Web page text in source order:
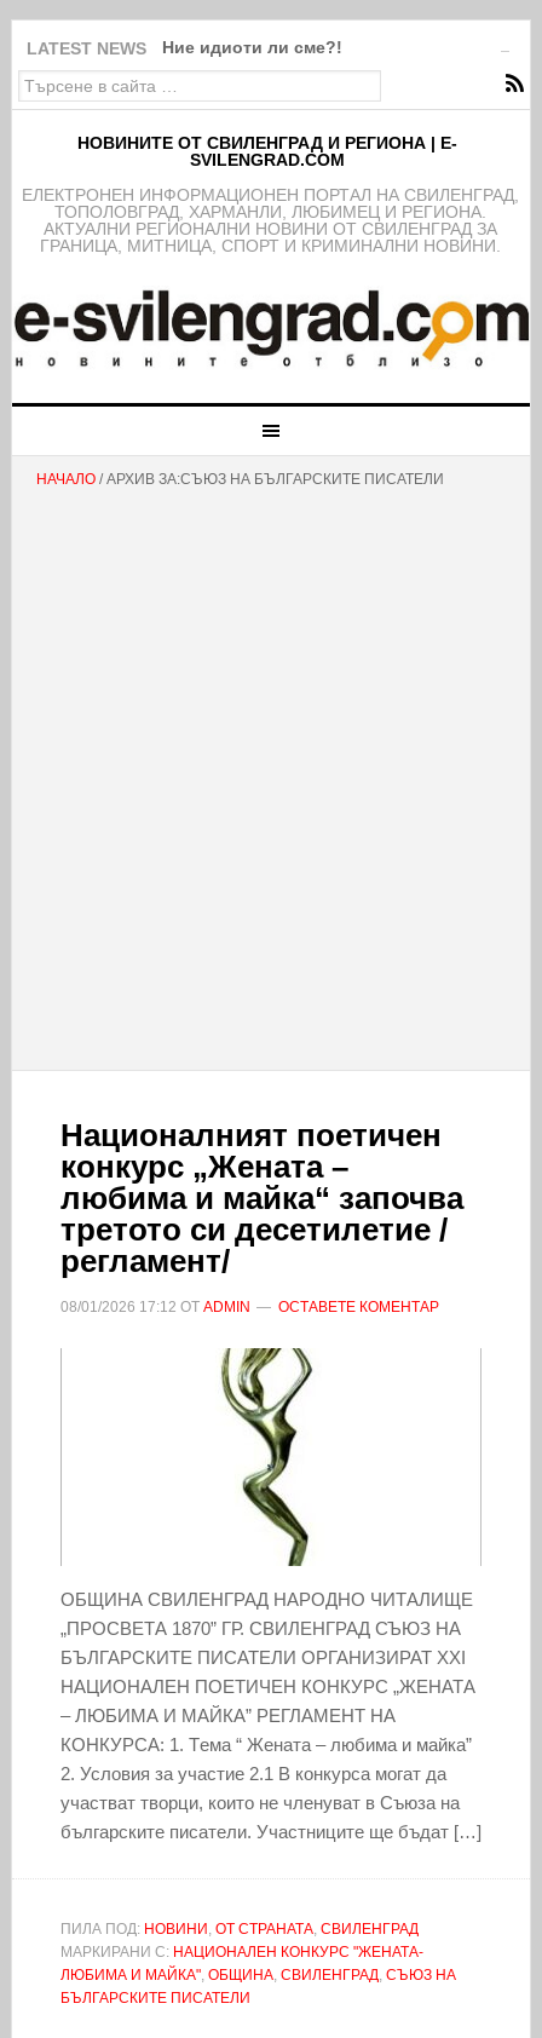
LATEST NEWS Ние идиоти ли сме?!
НОВИНИТЕ ОТ СВИЛЕНГРАД И РЕГИОНА | E-
SVILENGRAD.COM
EЛЕКТРОНЕН ИНФОРМАЦИОНЕН ПОРТАЛ НА СВИЛЕНГРАД,
ТОПОЛОВГРАД, ХАРМАНЛИ, ЛЮБИМЕЦ И РЕГИОНА.
АКТУАЛНИ РЕГИОНАЛНИ НОВИНИ ОТ СВИЛЕНГРАД ЗА
ГРАНИЦА, МИТНИЦА, СПОРТ И КРИМИНАЛНИ НОВИНИ.
НАЧАЛО/ АРХИВ ЗА:СЪЮЗ НА БЪЛГАРСКИТЕ ПИСАТЕЛИ
Националният поетичен
конкурс „Жената –
любима и майка“ започва
третото си десетилетие /
регламент/
08/01/2026 17:12 ОТ ADMIN ОСТАВЕТЕ КОМЕНТАР
ОБЩИНА СВИЛЕНГРАД НАРОДНО ЧИТАЛИЩЕ
„ПРОСВЕТА 1870” ГР. СВИЛЕНГРАД СЪЮЗ НА
БЪЛГАРСКИТЕ ПИСАТЕЛИ ОРГАНИЗИРАТ XXI
НАЦИОНАЛЕН ПОЕТИЧЕН КОНКУРС „ЖЕНАТА
– ЛЮБИМА И МАЙКА” РЕГЛАМЕНТ НА
КОНКУРСА: 1. Tема “ Жената – любима и майка”
2. Условия за участие 2.1 В конкурса могат да
участват творци, които не членуват в Съюза на
българските писатели. Участниците ще бъдат […]
ПИЛА ПОД: НОВИНИ , ОТ СТРАНАТА, СВИЛЕНГРАД
МАРКИРАНИ С: НАЦИОНАЛЕН КОНКУРС "ЖЕНАТА-
ЛЮБИМА И МАЙКА", ОБЩИНА, СВИЛЕНГРАД, СЪЮЗ НА
БЪЛГАРСКИТЕ ПИСАТЕЛИ